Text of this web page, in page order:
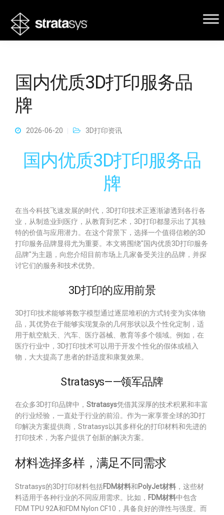
国内优质3D打印服务品
牌
2026-06-20 3D打印资讯
国内优质3D打印服务品
牌
在当今科技飞速发展的时代，3D打印技术正逐渐渗透到各行各
业，从制造业到医疗，从教育到艺术，3D打印都显示出了其独
特的价值与应用潜力。在这个背景下，选择一个值得信赖的3D
打印服务品牌显得尤为重要。本文将围绕"国内优质3D打印服务
品牌"为主题，向您介绍目前市场上几家备受关注的品牌，并探
讨它们的服务和技术优势。
3D打印的应用前景
3D打印技术能够将数字模型通过逐层堆积的方式转变为实体物
品，其优势在于能够实现复杂的几何形状以及个性化定制，适
用于航空航天、汽车、医疗器械、教育等多个领域。例如，在
医疗行业中，3D打印技术可以用于开发个性化的假体或植入
物，大大提高了患者的舒适度和康复效果。
Stratasys——领军品牌
在众多3D打印品牌中， Stratasys凭借其深厚的技术积累和丰富
的行业经验，一直处于行业的前沿。作为一家享誉全球的3D打
印解决方案提供商，Stratasys以其多样化的打印材料和先进的
打印技术，为客户提供了创新的解决方案。
材料选择多样，满足不同需求
Stratasys的3D打印材料包括FDM材料和PolyJet材料 ，这些材
料适用于各种行业的不同应用需求。比如， FDM材料中包含
FDM TPU 92A和FDM Nylon CF10，具备良好的弹性与强度。而